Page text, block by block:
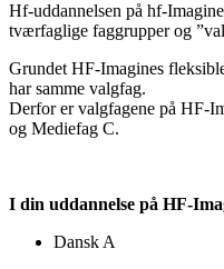
Hf-uddannelsen på hf-
tværfaglige faggrupper og
Grundet HF-Imagines
har samme valgfag.
Derfor er valgfagene på HF-
og Mediefag C.
I din uddannelse på HF-
Dansk A